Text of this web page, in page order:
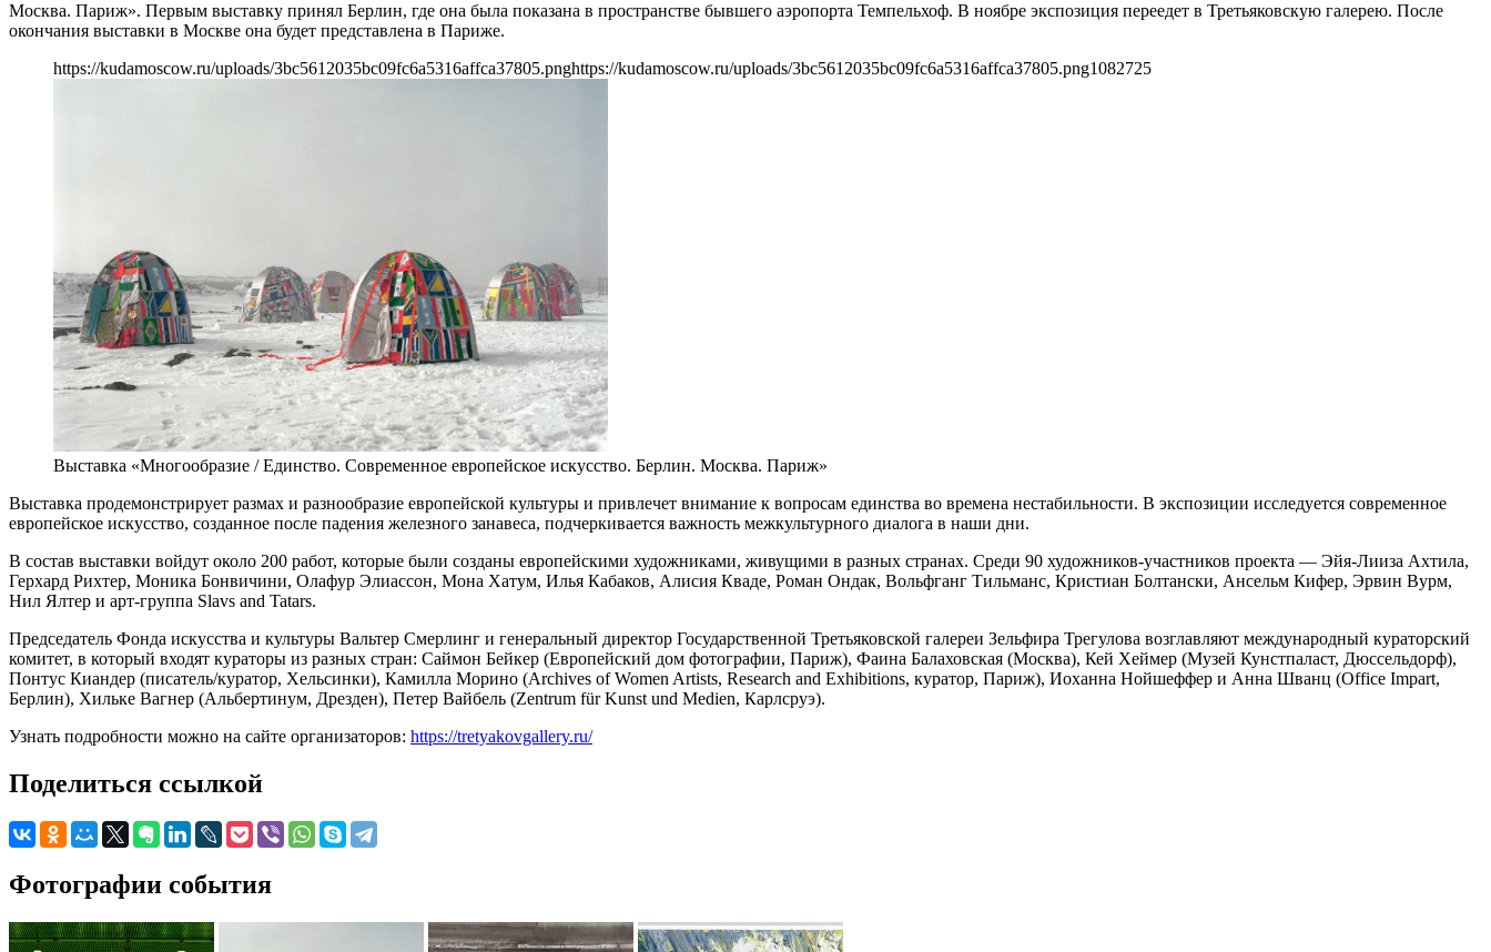
Москва. Париж». Первым выставку принял Берлин, где она была показана в пространстве бывшего аэропорта Темпельхоф. В ноябре экспозиция переедет в Третьяковскую галерею. После
окончания выставки в Москве она будет представлена в Париже.
https://kudamoscow.ru/uploads/3bc5612035bc09fc6a5316affca37805.pnghttps://kudamoscow.ru/uploads/3bc5612035bc09fc6a5316affca37805.png1082725
Выставка «Многообразие / Единство. Современное европейское искусство. Берлин. Москва. Париж»
Выставка продемонстрирует размах и разнообразие европейской культуры и привлечет внимание к вопросам единства во времена нестабильности. В экспозиции исследуется современное
европейское искусство, созданное после падения железного занавеса, подчеркивается важность межкультурного диалога в наши дни.
В состав выставки войдут около 200 работ, которые были созданы европейскими художниками, живущими в разных странах. Среди 90 художников-участников проекта — Эйя-Лииза Ахтила,
Герхард Рихтер, Моника Бонвичини, Олафур Элиассон, Мона Хатум, Илья Кабаков, Алисия Кваде, Роман Ондак, Вольфганг Тильманс, Кристиан Болтански, Ансельм Кифер, Эрвин Вурм,
Нил Ялтер и арт-группа Slavs and Tatars.
Председатель Фонда искусства и культуры Вальтер Смерлинг и генеральный директор Государственной Третьяковской галереи Зельфира Трегулова возглавляют международный кураторский
комитет, в который входят кураторы из разных стран: Саймон Бейкер (Европейский дом фотографии, Париж), Фаина Балаховская (Москва), Кей Хеймер (Музей Кунстпаласт, Дюссельдорф),
Понтус Киандер (писатель/куратор, Хельсинки), Камилла Морино (Archives of Women Artists, Research and Exhibitions, куратор, Париж), Иоханна Нойшеффер и Анна Шванц (Office Impart,
Берлин), Хильке Вагнер (Альбертинум, Дрезден), Петер Вайбель (Zentrum für Kunst und Medien, Карлсруэ).
Узнать подробности можно на сайте организаторов: https://tretyakovgallery.ru/
Поделиться ссылкой
Фотографии события